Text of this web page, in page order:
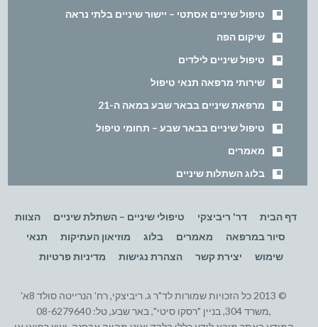
טיפול שיניים אסתטי – יישור שיניים בלתי נראה
שיקום הפה
טיפול שיניים לילדים
שירותי מרפאה תנאי טיפול
מרפאת שיניים בבאר שבע במאה ה-21
טיפול שיניים בבאר שבע – תחומי טיפול
מאמרים
בלוג השתלות שיניים
דף הבית דר' ריביצקי טיפולי שיניים – השתלת שיניים
הצוות
סיור במרפאה
מאמרים בלוג מוזיאון העתיקות
תנאי
שימוש
יצירת קשר הצהרת נגישות מדיניות פרטיות
© 2013 כל הזכויות שמורות לד"ר ג. ריביצקי, רח' הנרייטה סולד 8א'
,משרד 304, בניין "רסקו סיטי", באר שבע, טל: 08-6279640